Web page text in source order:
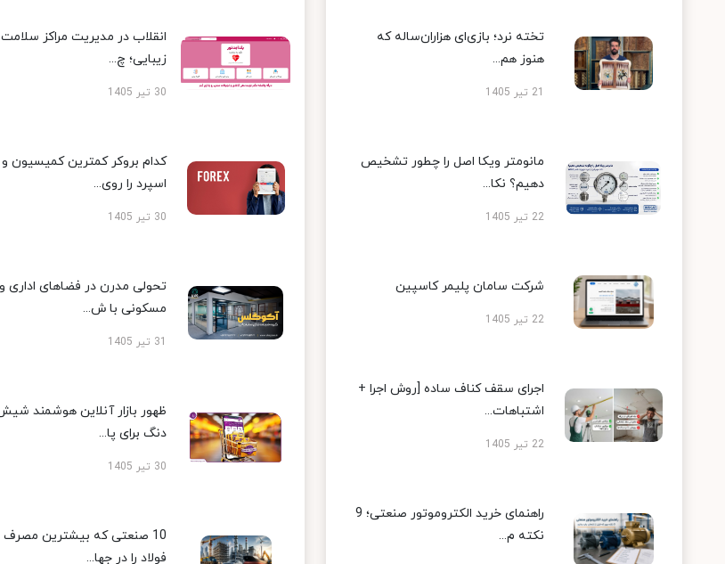
تخته نرد؛ بازی‌ای هزاران‌ساله که
هنوز هم...
21 تیر 1405
مانومتر ویکا اصل را چطور تشخیص
دهیم؟ نکا...
22 تیر 1405
شرکت سامان پلیمر کاسپین
22 تیر 1405
اجرای سقف کناف ساده [روش اجرا +
اشتباهات...
22 تیر 1405
راهنمای خرید الکتروموتور صنعتی؛ 9
نکته م...
انقلاب در مدیریت مراکز
زیبایی؛ چ...
30 تیر 1405
کدام بروکر کمترین کمیسیون و
اسپرد را روی...
30 تیر 1405
تحولی مدرن در فضاهای اداری و
مسکونی با ش...
31 تیر 1405
ظهور بازار آنلاین هوشمند
دنگ برای پا...
30 تیر 1405
10 صنعتی که بیشترین مصرف
فولاد را در جها...